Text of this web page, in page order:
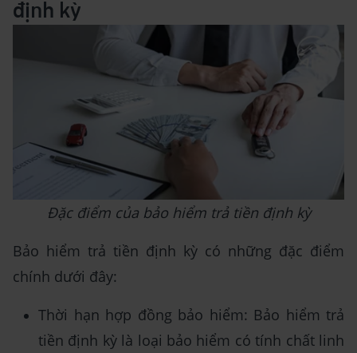
định kỳ
Đặc điểm của bảo hiểm trả tiền định kỳ
Bảo hiểm trả tiền định kỳ có những đặc điểm
chính dưới đây:
Thời hạn hợp đồng bảo hiểm: Bảo hiểm trả
tiền định kỳ là loại bảo hiểm có tính chất linh